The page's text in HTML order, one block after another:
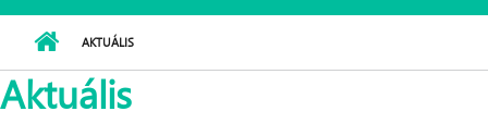
AKTUÁLIS
Aktuális